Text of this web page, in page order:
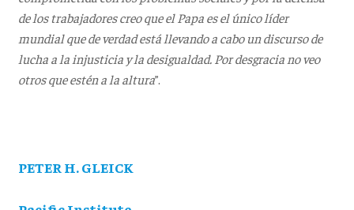
de los trabajadores creo que el Papa es el único líder
mundial que de verdad está llevando a cabo un discurso de
lucha a la injusticia y la desigualdad. Por desgracia no veo
otros que estén a la altura”.
PETER H. GLEICK